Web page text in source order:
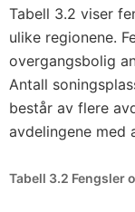
Tabell 3.2 viser
ulike regionene.
overgangsbolig
Antall
består av flere
avdelingene med
Tabell 3.2 Fengsler